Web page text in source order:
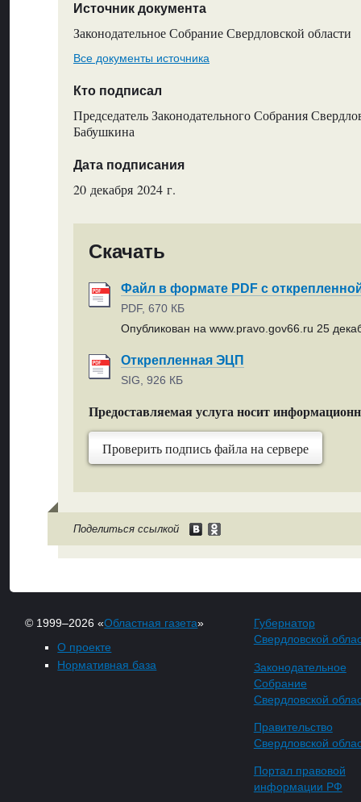
Источник документа
Законодательное Собрание Свердловской области
Все документы источника
Кто подписал
Председатель Законодательного Собрания
Бабушкина
Дата подписания
20 декабря 2024 г.
Скачать
Файл в формате PDF с
PDF, 670 КБ
Опубликован на www.pravo.gov66.ru 25
Открепленная ЭЦП
SIG, 926 КБ
Предоставляемая услуга носит
Проверить подпись файла на сервере
Поделиться ссылкой
© 1999–2026 «Областная газета»
О проекте
Нормативная база
Губернатор
Свердловской
Законодательное
Собрание
Свердловской
Правительство
Свердловской
Портал правовой
информации РФ